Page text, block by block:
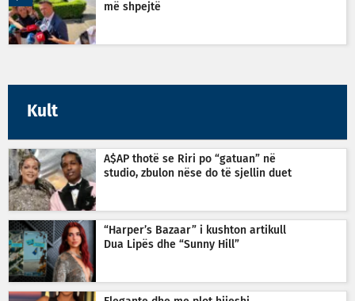
më shpejtë
Kult
A$AP thotë se Riri po “gatuan” në
studio, zbulon nëse do të sjellin duet
“Harper’s Bazaar” i kushton artikull
Dua Lipës dhe “Sunny Hill”